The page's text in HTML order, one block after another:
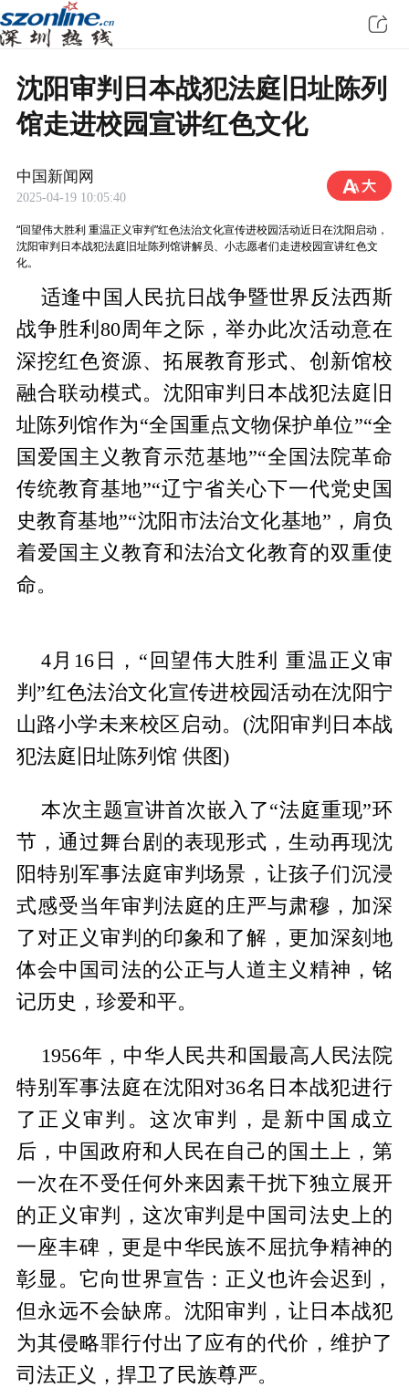
沈阳审判日本战犯法庭旧址陈列
馆走进校园宣讲红色文化
中国新闻网
2025-04-19 10:05:40
“回望伟大胜利 重温正义审判”红色法治文化宣传进校园活动近日在沈阳启动，
沈阳审判日本战犯法庭旧址陈列馆讲解员、小志愿者们走进校园宣讲红色文
化。
适逢中国人民抗日战争暨世界反法西斯
战争胜利80周年之际，举办此次活动意在
深挖红色资源、拓展教育形式、创新馆校
融合联动模式。沈阳审判日本战犯法庭旧
址陈列馆作为“全国重点文物保护单位”“全
国爱国主义教育示范基地”“全国法院革命
传统教育基地”“辽宁省关心下一代党史国
史教育基地”“沈阳市法治文化基地”，肩负
着爱国主义教育和法治文化教育的双重使
命。
4月16日，“回望伟大胜利 重温正义审
判”红色法治文化宣传进校园活动在沈阳宁
山路小学未来校区启动。(沈阳审判日本战
犯法庭旧址陈列馆 供图)
本次主题宣讲首次嵌入了“法庭重现”环
节，通过舞台剧的表现形式，生动再现沈
阳特别军事法庭审判场景，让孩子们沉浸
式感受当年审判法庭的庄严与肃穆，加深
了对正义审判的印象和了解，更加深刻地
体会中国司法的公正与人道主义精神，铭
记历史，珍爱和平。
1956年，中华人民共和国最高人民法院
特别军事法庭在沈阳对36名日本战犯进行
了正义审判。这次审判，是新中国成立
后，中国政府和人民在自己的国土上，第
一次在不受任何外来因素干扰下独立展开
的正义审判，这次审判是中国司法史上的
一座丰碑，更是中华民族不屈抗争精神的
彰显。它向世界宣告：正义也许会迟到，
但永远不会缺席。沈阳审判，让日本战犯
为其侵略罪行付出了应有的代价，维护了
司法正义，捍卫了民族尊严。